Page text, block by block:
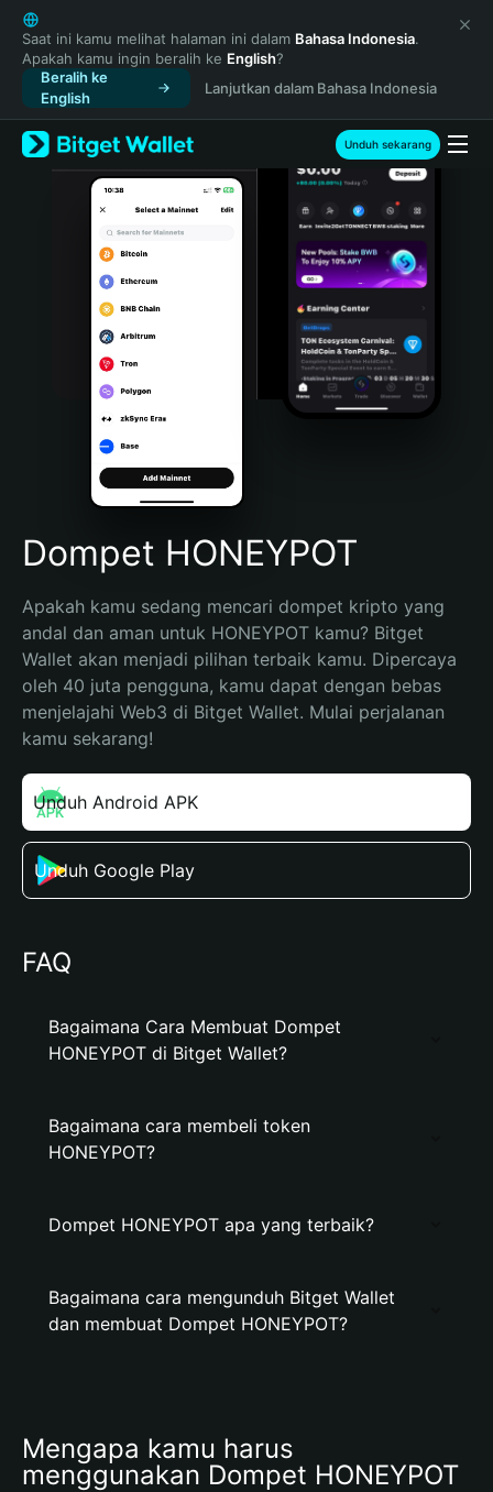
English
日本語
Tiếng Việt
Русский
Español (Latinoamérica)
Türkçe
Italiano
Português (Portugal)
Bahasa Indonesia
Português (Brasil)
Español (Argentina)
Saat ini kamu melihat halaman ini dalam Bahasa Indonesia.
Apakah kamu ingin beralih ke English?
Beralih ke
English
Lanjutkan dalam Bahasa Indonesia
Unduh sekarang
Dompet HONEYPOT
Apakah kamu sedang mencari dompet kripto yang
andal dan aman untuk HONEYPOT kamu? Bitget
Wallet akan menjadi pilihan terbaik kamu. Dipercaya
oleh 40 juta pengguna, kamu dapat dengan bebas
menjelajahi Web3 di Bitget Wallet. Mulai perjalanan
kamu sekarang!
Unduh Android APK
Unduh Google Play
FAQ
Bagaimana Cara Membuat Dompet
HONEYPOT di Bitget Wallet?
Bagaimana cara membeli token
HONEYPOT?
Dompet HONEYPOT apa yang terbaik?
Bagaimana cara mengunduh Bitget Wallet
dan membuat Dompet HONEYPOT?
Mengapa kamu harus
menggunakan Dompet HONEYPOT